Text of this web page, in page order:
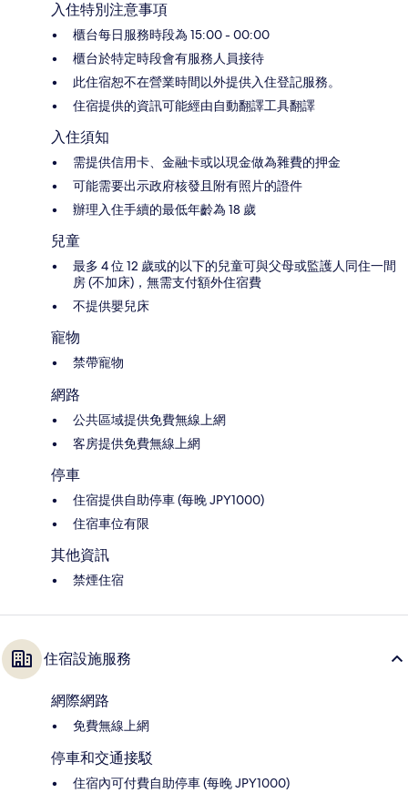
入住特別注意事項
櫃台每日服務時段為 15:00 - 00:00
櫃台於特定時段會有服務人員接待
此住宿恕不在營業時間以外提供入住登記服務。
住宿提供的資訊可能經由自動翻譯工具翻譯
入住須知
需提供信用卡、金融卡或以現金做為雜費的押金
可能需要出示政府核發且附有照片的證件
辦理入住手續的最低年齡為 18 歲
兒童
最多 4 位 12 歲或的以下的兒童可與父母或監護人同住一間
房 (不加床)，無需支付額外住宿費
不提供嬰兒床
寵物
禁帶寵物
網路
公共區域提供免費無線上網
客房提供免費無線上網
停車
住宿提供自助停車 (每晚 JPY1000)
住宿車位有限
其他資訊
禁煙住宿
住宿設施服務
網際網路
免費無線上網
停車和交通接駁
住宿內可付費自助停車 (每晚 JPY1000)